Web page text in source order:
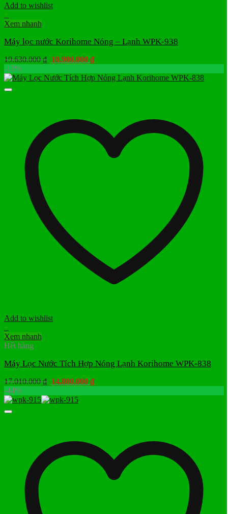
Add to wishlist
+
Xem nhanh
Máy lọc nước Korihome Nóng – Lạnh WPK-938
19.630.000₫ Giá
là:
10.900.000 ₫Giá
tại
-13%
Add to wishlist
+
Xem nhanh
Hết hàng
Máy Lọc Nước Tích Hợp Nóng Lạnh Korihome WPK-838
17.010.000₫ Giá
là:
14.800.000 ₫Giá
-44%